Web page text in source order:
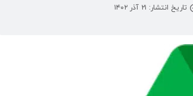
تاریخ انتشار: ۲۱ آذر ۱۴۰۲